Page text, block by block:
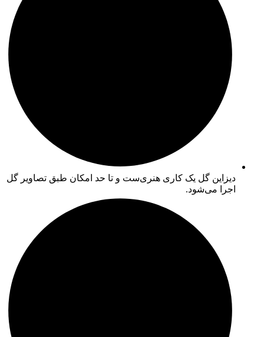
دیزاین گل یک کاری هنری‌ست و تا حد امکان طبق تصاویر گل
اجرا می‌شود.